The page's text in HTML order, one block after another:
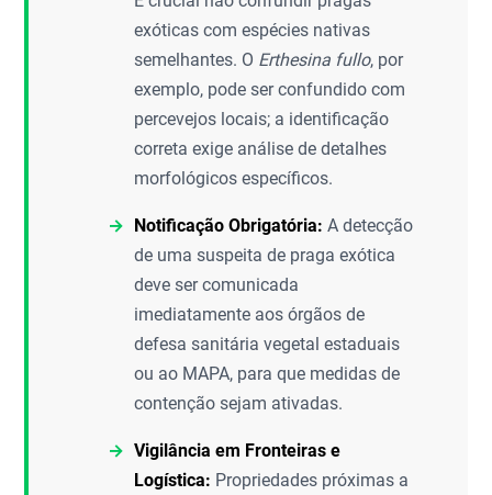
exóticas com espécies nativas
semelhantes. O Erthesina fullo, por
exemplo, pode ser confundido com
percevejos locais; a identificação
correta exige análise de detalhes
morfológicos específicos.
Notificação Obrigatória: A detecção
de uma suspeita de praga exótica
deve ser comunicada
imediatamente aos órgãos de
defesa sanitária vegetal estaduais
ou ao MAPA, para que medidas de
contenção sejam ativadas.
Vigilância em Fronteiras e
Logística: Propriedades próximas a